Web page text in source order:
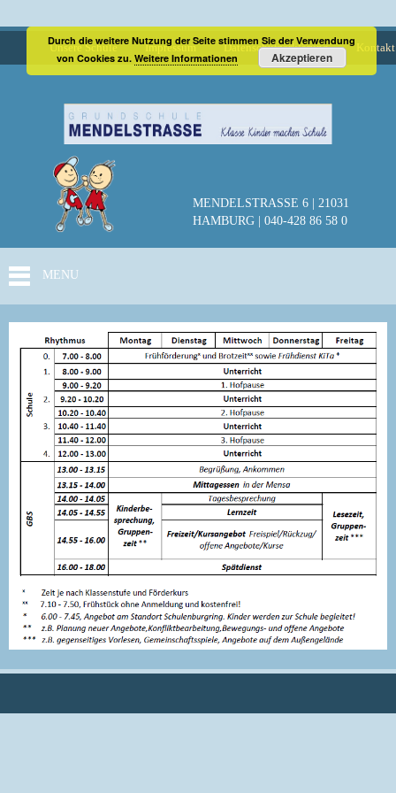
Unsere Schule Impressum Datenschutzerklärung Kontakt
MENDELSTRASSE 6 | 21031
HAMBURG | 040-428 86 58 0
MENU
Durch die weitere Nutzung der Seite stimmen Sie der Verwendung
von Cookies zu. Weitere Informationen Akzeptieren